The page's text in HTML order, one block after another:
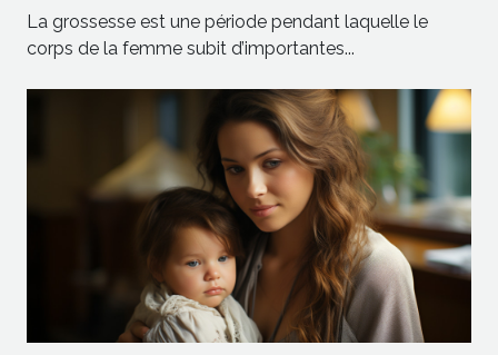
La grossesse est une période pendant laquelle le
corps de la femme subit d’importantes...